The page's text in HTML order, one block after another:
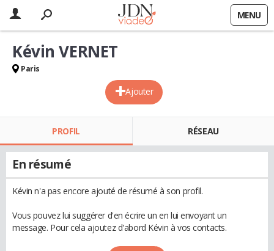
MENU
Ajouter
Kévin VERNET
Paris
PROFIL RÉSEAU
En résumé
Kévin n'a pas encore ajouté de résumé à son profil.
Vous pouvez lui suggérer d'en écrire un en lui envoyant un
message. Pour cela ajoutez d'abord Kévin à vos contacts.